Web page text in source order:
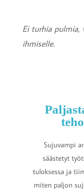
Ei turhia pulmia,
ihmiselle.
Sujuvampi
säästetyt
tuloksessa ja
miten paljon